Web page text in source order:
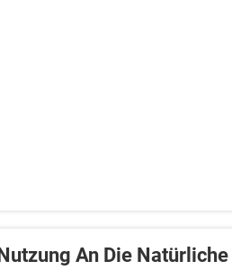
dies normal ist und wie man
An Die Natürliche